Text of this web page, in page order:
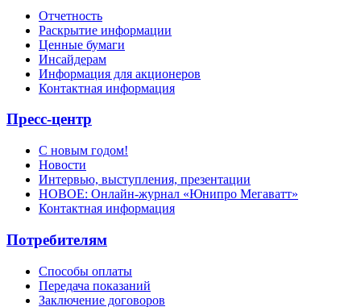
Отчетность
Раскрытие информации
Ценные бумаги
Инсайдерам
Информация для акционеров
Контактная информация
Пресс-центр
С новым годом!
Новости
Интервью, выступления, презентации
НОВОЕ: Онлайн-журнал «Юнипро Мегаватт»
Контактная информация
Потребителям
Способы оплаты
Передача показаний
Заключение договоров